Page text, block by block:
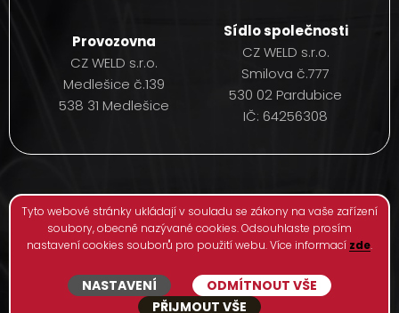
Provozovna
CZ WELD s.r.o.
Medlešice č.139
538 31 Medlešice
Sídlo společnosti
CZ WELD s.r.o.
Smilova č.777
530 02 Pardubice
IČ: 64256308
© 2026 Všechna práva vyhrazena | Ochrana osobních údajů
| vytvořilo webové studio Pixel Design
Využíváme soubory cookies
Na našem webu shromažďujeme pouze systémově nezbytná
data. Žádná další data o uživatelích tento web neshromažďuje.
Tyto webové stránky ukládají v souladu se zákony na vaše zařízení
soubory, obecně nazývané cookies. Odsouhlaste prosím
nastavení cookies souborů pro použití webu. Více informací zde.
NASTAVENÍ
ODMÍTNOUT VŠE
PŘIJMOUT VŠE